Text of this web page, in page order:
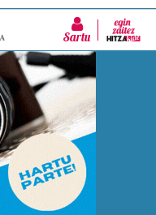
Sartu